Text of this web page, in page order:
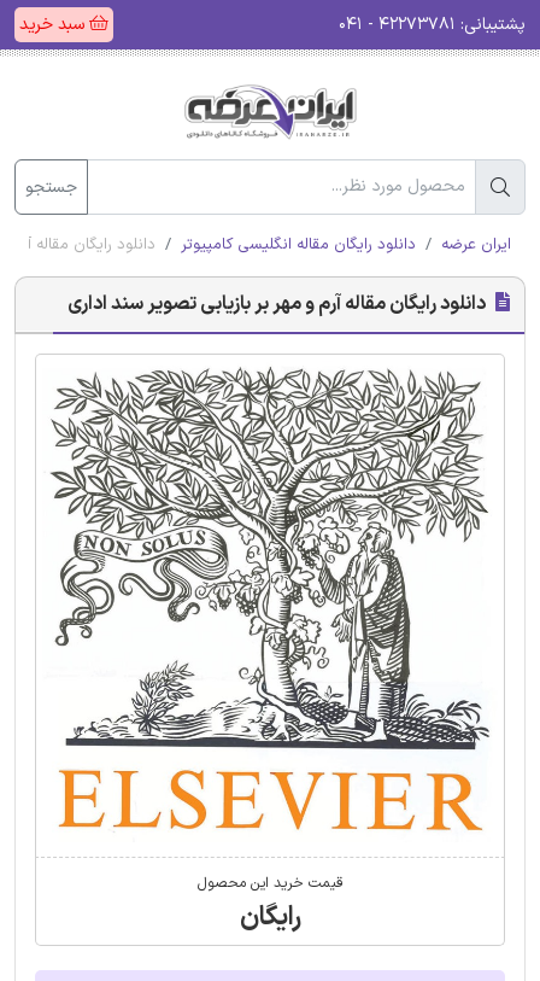
پشتیبانی: سبد خرید
جستجو
ایران عرضه دانلود رایگان مقاله انگلیسی کامپیوتر دانلود رایگان مقاله
دانلود رایگان مقاله آرم و مهر بر بازیابی تصویر سند اداری
قیمت خرید این محصول
رایگان